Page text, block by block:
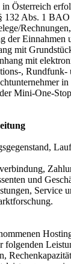
in Österreich
132 Abs. 1 BAO
der Einnahmen
mit
mit
, Rundfunk-
Mini-One-
und
Service
folgenden